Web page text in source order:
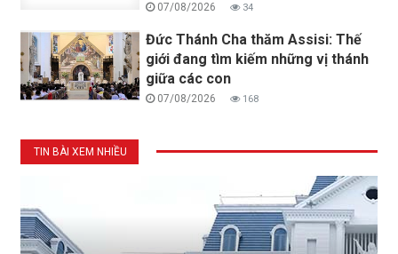
07/08/2026 34
Đức Thánh Cha thăm Assisi: Thế
giới đang tìm kiếm những vị thánh
giữa các con
07/08/2026 168
TIN BÀI XEM NHIỀU